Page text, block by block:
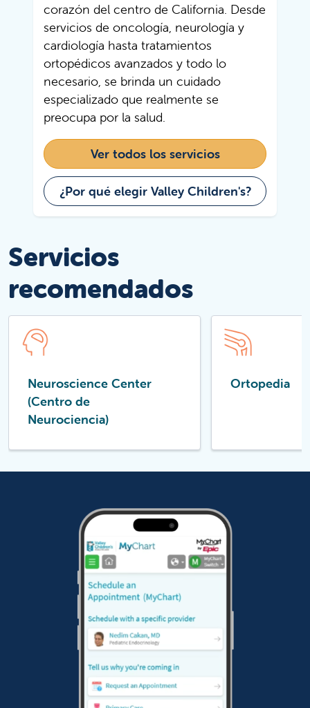
corazón del centro de California. Desde
servicios de oncología, neurología y
cardiología hasta tratamientos
ortopédicos avanzados y todo lo
necesario, se brinda un cuidado
especializado que realmente se
preocupa por la salud.
Ver todos los servicios
¿Por qué elegir Valley Children's?
Servicios
recomendados
Neuroscience Center
(Centro de
Neurociencia)
Ortopedia